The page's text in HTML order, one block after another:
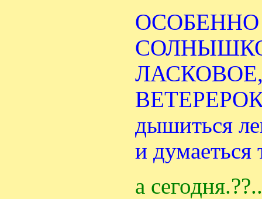
ОСОБЕННО
дышиться
и
а